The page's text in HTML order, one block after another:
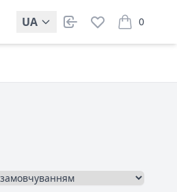
UA 0
items in